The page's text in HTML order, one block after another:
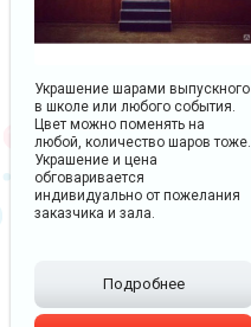
Украшение шарами выпускного
в школе или любого события.
Цвет можно поменять на
любой, количество шаров тоже.
Украшение и цена
обговаривается
индивидуально от пожелания
заказчика и зала.
Подробнее